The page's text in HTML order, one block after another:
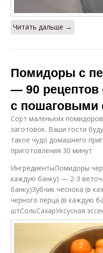
Читать дальше →
Помидоры с
— 90
с пошаговыми
Сорт маленьких
заготовок. Ваши гости
такое чудо домашнего
приготовления 30 минут
ИнгредиентыПомидоры
каждую банку) — 2-3
банку)Зубчик чеснока (в
черного перца (в каждую
штСольСахарУксусная